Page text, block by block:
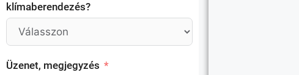
klímaberendezés?
Üzenet, megjegyzés